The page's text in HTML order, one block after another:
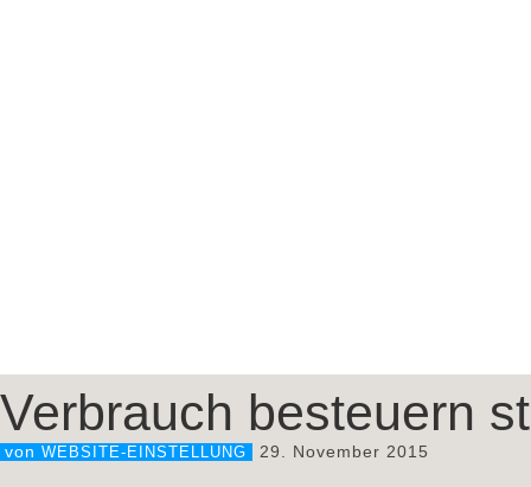
Verbrauch besteuern
von WEBSITE-EINSTELLUNG 29. November 2015